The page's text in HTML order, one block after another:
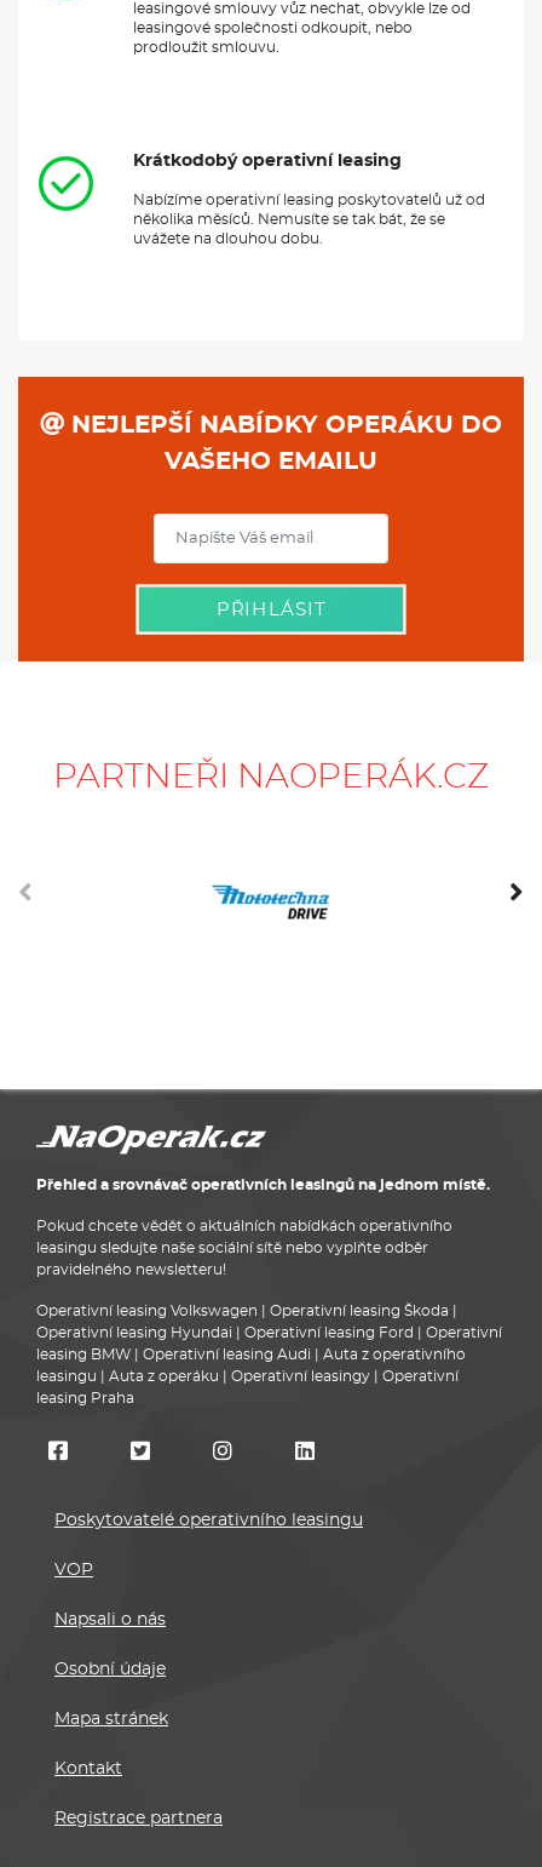
leasingové smlouvy vůz nechat, obvykle lze od
leasingové společnosti odkoupit, nebo
prodloužit smlouvu.
Krátkodobý operativní leasing
Nabízíme operativní leasing poskytovatelů už od
několika měsíců. Nemusíte se tak bát, že se
uvážete na dlouhou dobu.
NEJLEPŠÍ NABÍDKY OPERÁKU DO
VAŠEHO EMAILU
PŘIHLÁSIT
PARTNEŘI NAOPERÁK.CZ
Přehled a srovnávač operativních leasingů na jednom místě.
Pokud chcete vědět o aktuálních nabídkách operativního
leasingu sledujte naše sociální sítě nebo vyplňte odběr
pravidelného newsletteru!
Operativní leasing Volkswagen Operativní leasing Škoda
Operativní leasing Hyundai
Operativní leasing Ford
Operativní
leasing BMW
Operativní leasing Audi
Auta z operativního
leasingu
Auta z operáku Operativní leasingy
Operativní
leasing Praha
Poskytovatelé operativního leasingu
VOP
Napsali o nás
Osobní údaje
Mapa stránek
Kontakt
Registrace partnera